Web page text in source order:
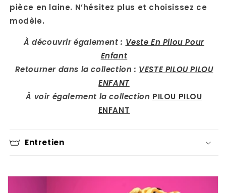
pièce en laine. N’hésitez plus et choisissez ce
modèle.
À découvrir également : Veste En Pilou Pour
Enfant
Retourner dans la collection : VESTE PILOU PILOU
ENFANT
À voir également la collection PILOU PILOU
ENFANT
Entretien